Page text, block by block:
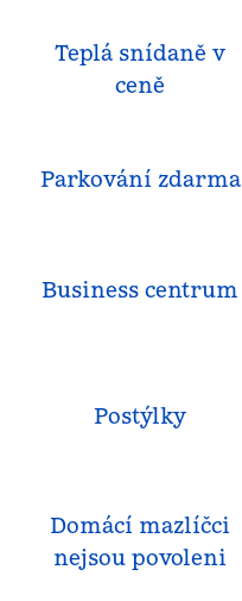
Teplá snídaně v
ceně
Parkování zdarma
Business centrum
Postýlky
Domácí mazlíčci
nejsou povoleni